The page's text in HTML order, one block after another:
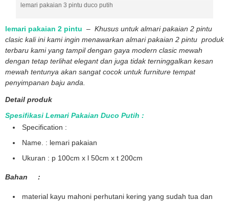
lemari pakaian 3 pintu duco putih
lemari pakaian 2 pintu – Khusus untuk almari pakaian 2 pintu
clasic kali ini kami ingin menawarkan almari pakaian 2 pintu produk
terbaru kami yang tampil dengan gaya modern clasic mewah
dengan tetap terlihat elegant dan juga tidak terninggalkan kesan
mewah tentunya akan sangat cocok untuk furniture tempat
penyimpanan baju anda.
Detail produk
Spesifikasi Lemari Pakaian Duco Putih :
Specification :
Name. : lemari pakaian
Ukuran : p 100cm x l 50cm x t 200cm
Bahan :
material kayu mahoni perhutani kering yang sudah tua dan